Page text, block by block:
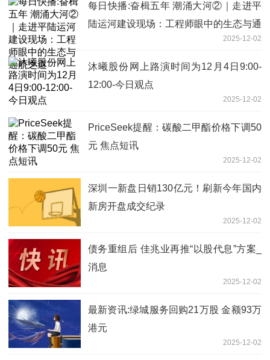
每日快播:奋楫五年 潮涌大河②｜走进平
陆运河建设现场：工程师眼中的生态与通
2025-12-02
沐曦股份网上路演时间为12月4日9:00-
12:00-今日观点
2025-12-02
PriceSeek提醒：碳酸二甲酯价格下调50
元 焦点短讯
2025-12-02
深圳一新盘日销130亿元！刷新今年国内
新房开盘成交纪录
2025-12-02
债务重组后 佳兆业再推“以股代息”方案_
消息
2025-12-02
最新资讯:绿城服务回购21万股 金额93万
港元
2025-12-02